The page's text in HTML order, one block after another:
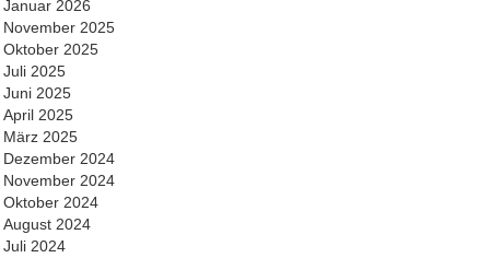
Januar 2026
November 2025
Oktober 2025
Juli 2025
Juni 2025
April 2025
März 2025
Dezember 2024
November 2024
Oktober 2024
August 2024
Juli 2024